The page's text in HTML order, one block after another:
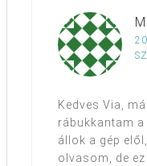
Kedves Via,
rábukkantam
állok a gép
olvasom, de